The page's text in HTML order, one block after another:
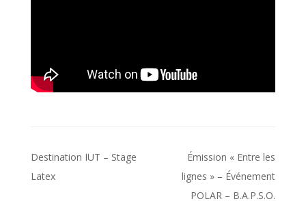
Navigation
de
Destination IUT – Stage
Latex
Émission « Entre les
lignes » – Événement
POLAR – B.A.P.S.O.